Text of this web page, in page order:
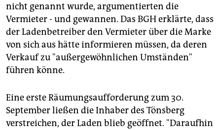
nicht genannt wurde, argumentierten die
Vermieter - und gewannen. Das BGH erklärte, dass
der Ladenbetreiber den Vermieter über die Marke
von sich aus hätte informieren müssen, da deren
Verkauf zu "außergewöhnlichen Umständen"
führen könne.
Eine erste Räumungsaufforderung zum 30.
September ließen die Inhaber des Tönsberg
verstreichen, der Laden blieb geöffnet. "Daraufhin